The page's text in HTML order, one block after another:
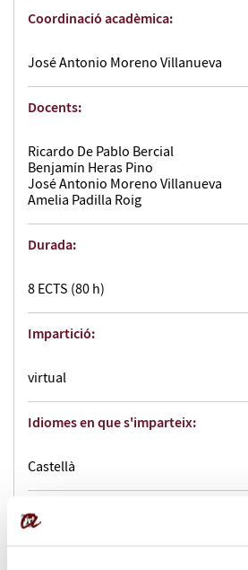
Coordinació acadèmica:
José Antonio Moreno Villanueva
Docents:
Ricardo De Pablo Bercial
Benjamín Heras Pino
José Antonio Moreno Villanueva
Amelia Padilla Roig
Durada:
8 ECTS (80 h)
Impartició:
virtual
Idiomes en que s'imparteix:
Castellà
Dates: